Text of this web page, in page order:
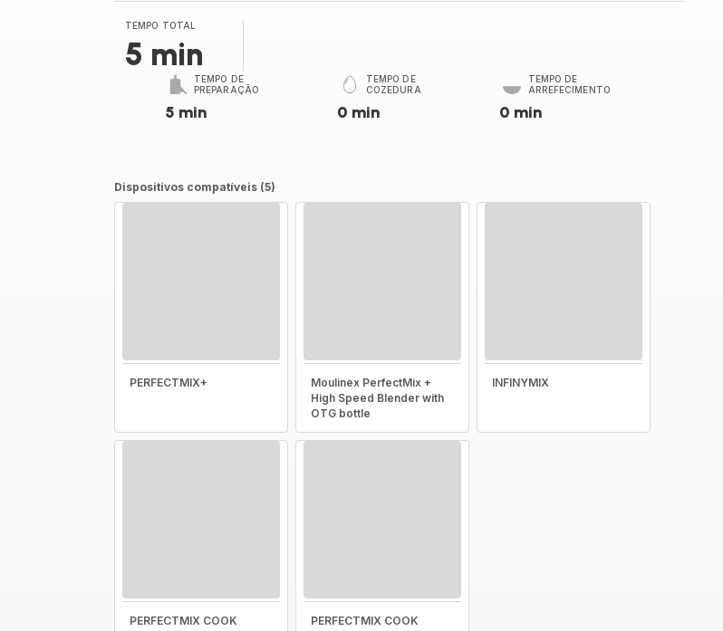
TEMPO TOTAL
5 min
TEMPO DE
PREPARAÇÃO
5 min
TEMPO DE
COZEDURA
0 min
TEMPO DE
ARREFECIMENTO
0 min
Dispositivos compatíveis (5)
PERFECTMIX+
Moulinex PerfectMix +
High Speed Blender with
OTG bottle
INFINYMIX
PERFECTMIX COOK PERFECTMIX COOK